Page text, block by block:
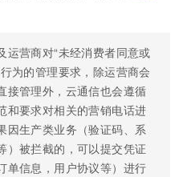
运营商对“未经消费者同意或
为的管理要求，除运营商会
接管理外，云通信也会遵循
和要求对相关的营销电话进
因生产类业务（验证码、系
）被拦截的，可以提交凭证
单信息，用户协议等）进行